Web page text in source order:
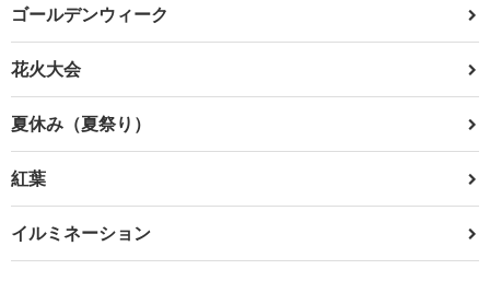
ゴールデンウィーク
花火大会
夏休み（夏祭り）
紅葉
イルミネーション